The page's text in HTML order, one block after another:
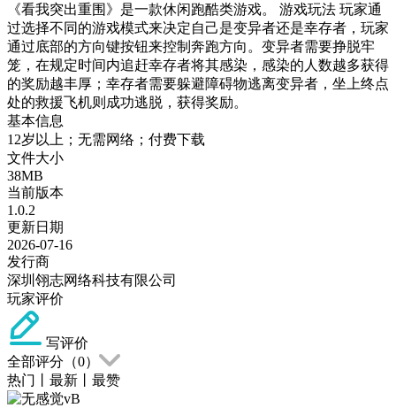
《看我突出重围》是一款休闲跑酷类游戏。 游戏玩法 玩家通
过选择不同的游戏模式来决定自己是变异者还是幸存者，玩家
通过底部的方向键按钮来控制奔跑方向。变异者需要挣脱牢
笼，在规定时间内追赶幸存者将其感染，感染的人数越多获得
的奖励越丰厚；幸存者需要躲避障碍物逃离变异者，坐上终点
处的救援飞机则成功逃脱，获得奖励。
基本信息
12岁以上；无需网络；付费下载
文件大小
38MB
当前版本
1.0.2
更新日期
2026-07-16
发行商
深圳翎志网络科技有限公司
玩家评价
写评价
全部评分（0）
热门
最新 最赞